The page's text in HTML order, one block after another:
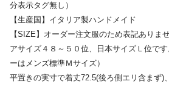
分表示タグ無し）
【生産国】イタリア製ハンドメイド
【SIZE】オーダー注文服のため表記ありま
アサイズ４８～５０位、日本サイズＬ位で
ーはメンズ標準Ｍサイズ）
平置きの実寸で着丈72.5(後ろ側エリ含まず)